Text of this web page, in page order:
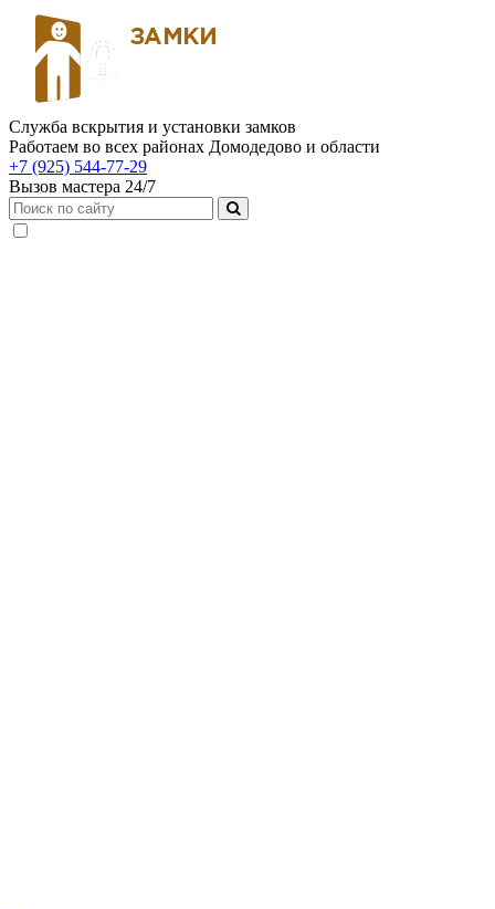
Служба вскрытия и установки замков
Работаем во всех районах Домодедово и области
+7 (925) 544-77-29
Вызов мастера 24/7